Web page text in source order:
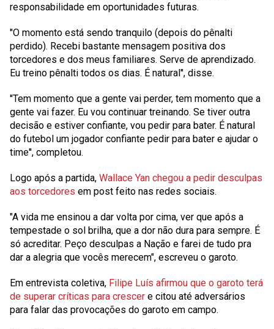
responsabilidade em oportunidades futuras.
''O momento está sendo tranquilo (depois do pênalti
perdido). Recebi bastante mensagem positiva dos
torcedores e dos meus familiares. Serve de aprendizado.
Eu treino pênalti todos os dias. É natural'', disse.
''Tem momento que a gente vai perder, tem momento que a
gente vai fazer. Eu vou continuar treinando. Se tiver outra
decisão e estiver confiante, vou pedir para bater. É natural
do futebol um jogador confiante pedir para bater e ajudar o
time'', completou.
Logo após a partida, Wallace Yan chegou a pedir desculpas
aos torcedores em post feito nas redes sociais.
"A vida me ensinou a dar volta por cima, ver que após a
tempestade o sol brilha, que a dor não dura para sempre. É
só acreditar. Peço desculpas a Nação e farei de tudo pra
dar a alegria que vocês merecem", escreveu o garoto.
Em entrevista coletiva, Filipe Luís afirmou que o garoto terá
de superar críticas para crescer e citou até adversários
para falar das provocações do garoto em campo.